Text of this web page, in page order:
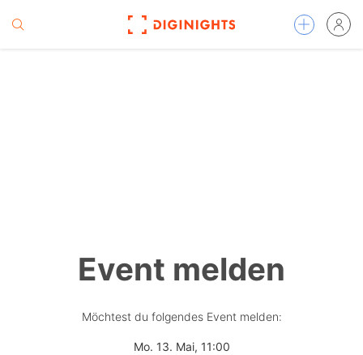
Event melden
Möchtest du folgendes Event melden:
Mo. 13. Mai, 11:00